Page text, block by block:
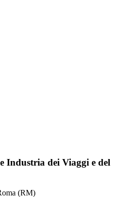
Industria dei Viaggi e del
(RM)